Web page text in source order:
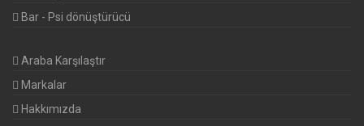
Bar - Psi dönüştürücü
Araba Karşılaştır
Markalar
Hakkımızda